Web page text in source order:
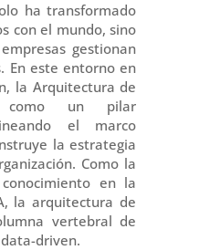
ha transformado
con el mundo, sino
gestionan
En este entorno en
la Arquitectura de
como un pilar
el marco
la estrategia
Como la
en la
la arquitectura de
vertebral de
driven.